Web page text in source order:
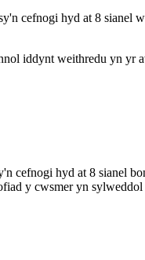
hyd at 8 sianel
iddynt weithredu yn yr
hyd at 8 sianel
y cwsmer yn